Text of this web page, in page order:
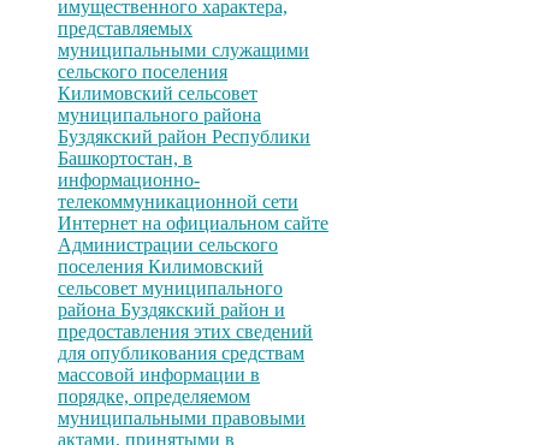
имущественного характера,
представляемых
муниципальными служащими
сельского поселения
Килимовский сельсовет
муниципального района
Буздякский район Республики
Башкортостан, в
информационно-
телекоммуникационной сети
Интернет на официальном сайте
Администрации сельского
поселения Килимовский
сельсовет муниципального
района Буздякский район и
предоставления этих сведений
для опубликования средствам
массовой информации в
порядке, определяемом
муниципальными правовыми
актами, принятыми в